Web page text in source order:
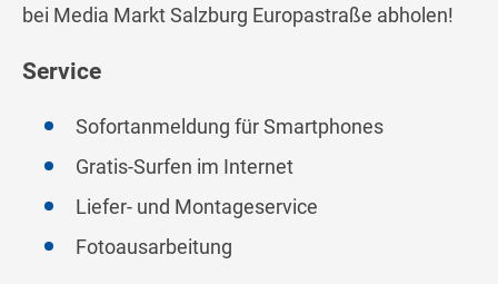
bei Media Markt Salzburg Europastraße abholen!
Service
Sofortanmeldung für Smartphones
Gratis-Surfen im Internet
Liefer- und Montageservice
Fotoausarbeitung